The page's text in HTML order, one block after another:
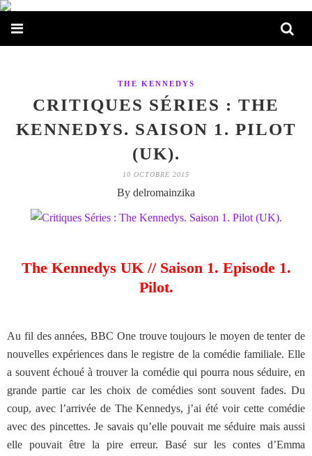
THE KENNEDYS
CRITIQUES SÉRIES : THE
KENNEDYS. SAISON 1. PILOT
(UK).
10 OCTOBRE 2015
By delromainzika
The Kennedys UK // Saison 1. Episode 1.
Pilot.
Au fil des années, BBC One trouve toujours le moyen de tenter de
nouvelles expériences dans le registre de la comédie familiale. Elle
a souvent échoué à trouver la comédie qui pourra nous séduire, en
grande partie car les choix de comédies sont souvent fades. Du
coup, avec l’arrivée de The Kennedys, j’ai été voir cette comédie
avec des pincettes. Je savais qu’elle pouvait me séduire mais aussi
elle pouvait être la pire erreur. Basé sur les contes d’Emma